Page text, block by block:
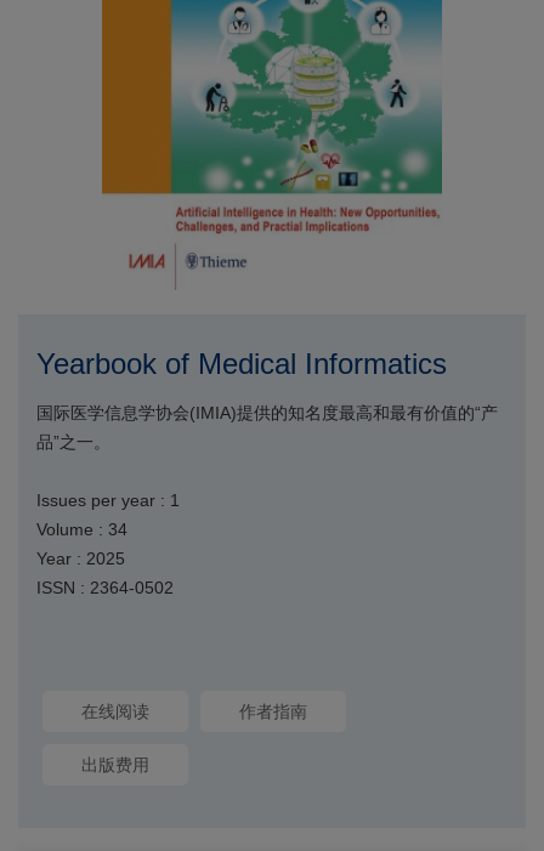
Yearbook of Medical Informatics
国际医学信息学协会(IMIA)提供的知名度最高和最有价值的“产
品”之一。
Issues per year : 1
Volume : 34
Year : 2025
ISSN : 2364-0502
在线阅读 作者指南
出版费用